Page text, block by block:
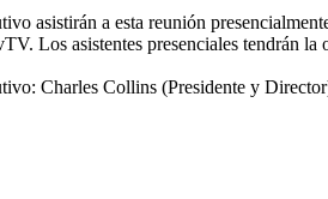
asistirán a esta reunión
Los asistentes presenciales tendrán
Charles Collins (Presidente y